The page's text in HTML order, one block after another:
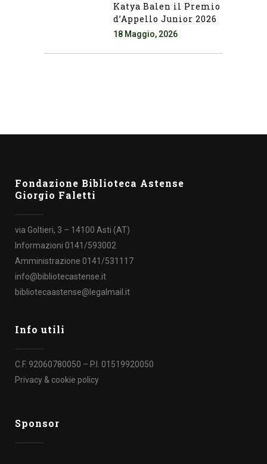
Katya Balen il Premio
d’Appello Junior 2026
18 Maggio, 2026
Fondazione Biblioteca Astense
Giorgio Faletti
via Goltieri, 3 – 14100 Asti (AT)
Informazioni 0141/593002
Amministrazione 0141/531117
info@bibliotecastense.it
bibliotecaastense@legalmail.it
Info utili
C.F. 92060780050 – P.I. 01519920050
Privacy & cookie policy
Sponsor